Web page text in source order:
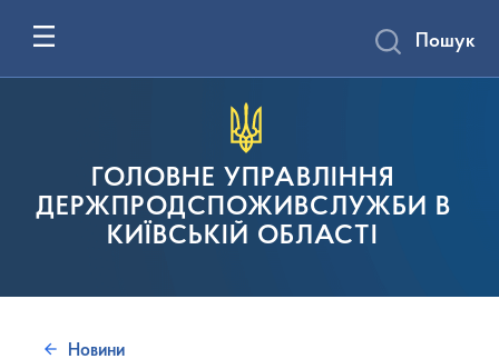
ГОЛОВНЕ УПРАВЛІННЯ
ДЕРЖПРОДСПОЖИВСЛУЖБИ В
КИЇВСЬКІЙ ОБЛАСТІ
Пошук
Новини